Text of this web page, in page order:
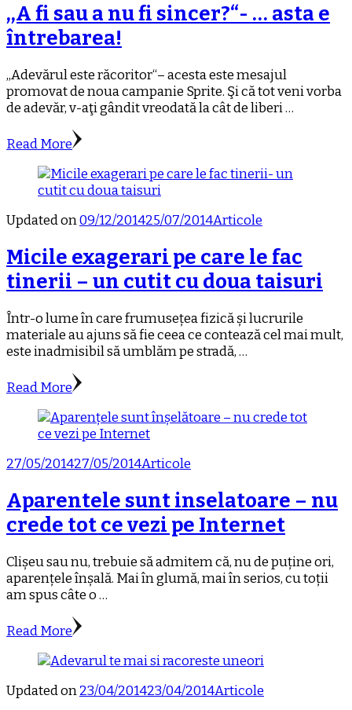
,,A fi sau a nu fi sincer?“- … asta e
întrebarea!
,,Adevărul este răcoritor“– acesta este mesajul
promovat de noua campanie Sprite. Şi că tot veni vorba
de adevăr, v-aţi gândit vreodată la cât de liberi …
Read More
Updated on09/12/201425/07/2014Articole
Micile exagerari pe care le fac
tinerii – un cutit cu doua taisuri
Într-o lume în care frumusețea fizică și lucrurile
materiale au ajuns să fie ceea ce contează cel mai mult,
este inadmisibil să umblăm pe stradă, …
Read More
27/05/201427/05/2014Articole
Aparentele sunt inselatoare – nu
crede tot ce vezi pe Internet
Clișeu sau nu, trebuie să admitem că, nu de puține ori,
aparențele înșală. Mai în glumă, mai în serios, cu toții
am spus câte o …
Read More
Updated on23/04/201423/04/2014Articole